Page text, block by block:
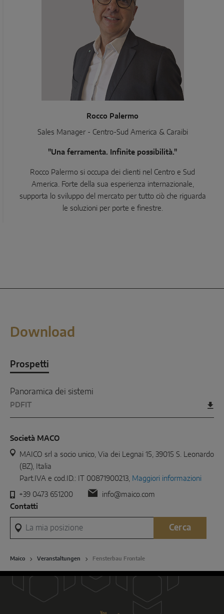
Rocco Palermo
Sales Manager - Centro-Sud America & Caraibi
"Una ferramenta. Infinite possibilità."
Rocco Palermo si occupa dei clienti nel Centro e Sud
America. Forte della sua esperienza internazionale,
supporta lo sviluppo del mercato per tutto ciò che riguarda
le soluzioni per porte e finestre.
Download
Prospetti
Panoramica dei sistemi
PDF IT
Società MACO
MAICO srl a socio unico, Via dei Legnai 15, 39015 S. Leonardo
(BZ), Italia
Part.IVA e cod.ID.: IT 00871900213, Maggiori informazioni
+39 0473 651200
info@maico.com
Contatti
La mia posizione
Cerca
Maico Veranstaltungen Fensterbau Frontale